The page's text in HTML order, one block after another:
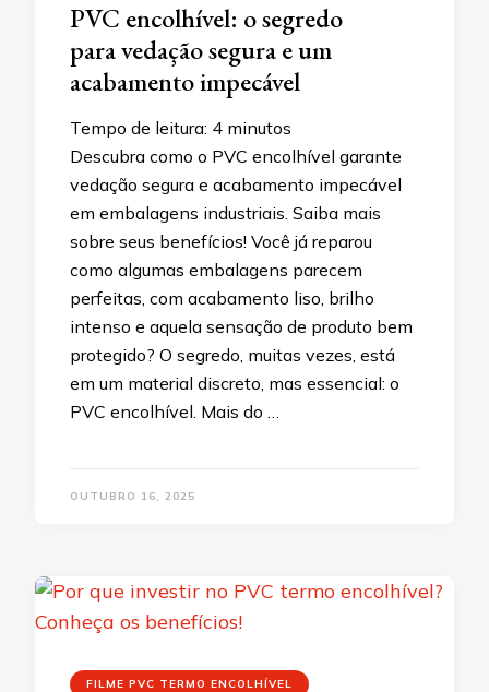
PVC encolhível: o segredo
para vedação segura e um
acabamento impecável
Tempo de leitura: 4 minutos
Descubra como o PVC encolhível garante
vedação segura e acabamento impecável
em embalagens industriais. Saiba mais
sobre seus benefícios! Você já reparou
como algumas embalagens parecem
perfeitas, com acabamento liso, brilho
intenso e aquela sensação de produto bem
protegido? O segredo, muitas vezes, está
em um material discreto, mas essencial: o
PVC encolhível. Mais do …
OUTUBRO 16, 2025
FILME PVC TERMO ENCOLHÍVEL